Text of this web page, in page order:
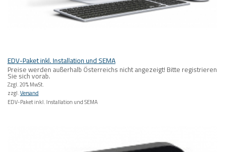
EDV-Paket inkl. Installation und SEMA
Preise werden außerhalb Österreichs nicht angezeigt! Bitte registrieren
Sie sich vorab.
Zzgl. 20% MwSt.
zzgl.Versand
EDV-Paket inkl. Installation und SEMA